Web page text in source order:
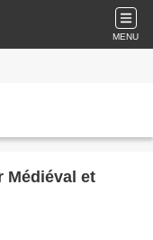
MENU
Médiéval et